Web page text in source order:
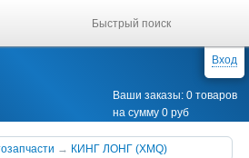
Вход
Ваши заказы: 0 товаров
на сумму 0 руб
→ КИНГ ЛОНГ (XMQ)